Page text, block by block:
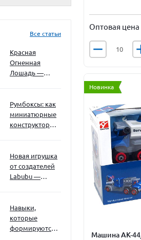
Все статьи
Красная
Огненная
Лошадь —
ждать и как
подготовиться
Румбоксы: как
миниатюрные
конструкторы
мышление и
внимание к
деталям
Новая игрушка
от создателей
Labubu —
Навыки,
которые
формируются
Оптовая цена
Новинка
Машина АК-